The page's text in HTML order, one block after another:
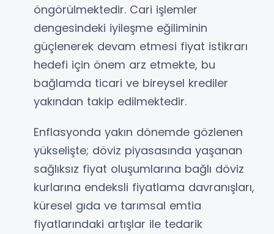
öngörülmektedir. Cari işlemler
dengesindeki iyileşme eğiliminin
güçlenerek devam etmesi fiyat istikrarı
hedefi için önem arz etmekte, bu
bağlamda ticari ve bireysel krediler
yakından takip edilmektedir.
Enflasyonda yakın dönemde gözlenen
yükselişte; döviz piyasasında yaşanan
sağlıksız fiyat oluşumlarına bağlı döviz
kurlarına endeksli fiyatlama davranışları,
küresel gıda ve tarımsal emtia
fiyatlarındaki artışlar ile tedarik